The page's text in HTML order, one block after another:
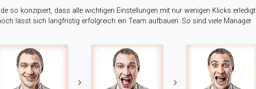
so konzipiert, dass alle wichtigen Einstellungen mit nur wenigen Klicks erledigt
lässt sich langfristig erfolgreich ein Team aufbauen. So sind viele Manager